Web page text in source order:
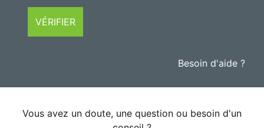
VÉRIFIER
Besoin d'aide ?
Vous avez un doute, une question ou besoin d'un